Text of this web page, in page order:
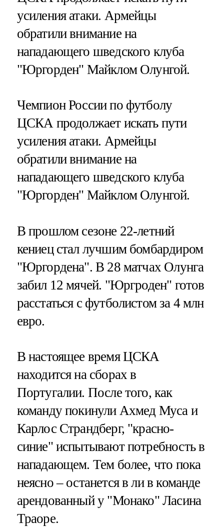
усиления атаки. Армейцы
обратили внимание на
нападающего шведского клуба
"Юргорден" Майклом Олунгой.
Чемпион России по футболу
ЦСКА продолжает искать пути
усиления атаки. Армейцы
обратили внимание на
нападающего шведского клуба
"Юргорден" Майклом Олунгой.
В прошлом сезоне 22-летний
кениец стал лучшим бомбардиром
"Юргордена". В 28 матчах Олунга
забил 12 мячей. "Юргроден" готов
расстаться с футболистом за 4 млн
евро.
В настоящее время ЦСКА
находится на сборах в
Португалии. После того, как
команду покинули Ахмед Муса и
Карлос Страндберг, "красно-
синие" испытывают потребность в
нападающем. Тем более, что пока
неясно – останется в ли в команде
арендованный у "Монако" Ласина
Траоре.